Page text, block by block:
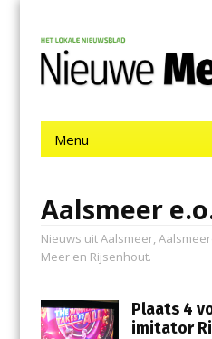
contentNieuwe
Menu
Aalsmeer
Nieuws uit Aalsmeer,
Meer en Rijsenhout.
Plaats 4
imitator